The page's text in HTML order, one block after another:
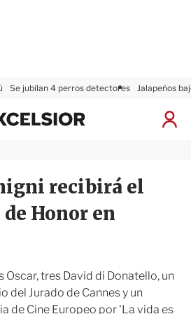
Se jubilan 4 perros detectores Jalapeños
I
ó
x
s
i
r
recibirá el
de Honor en
Oscar, tres David di Donatello, un
del Jurado de Cannes y un
de Cine Europeo por 'La vida es